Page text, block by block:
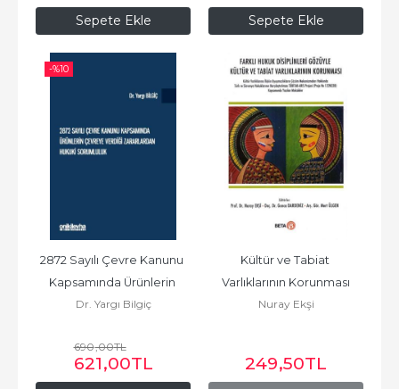
Sepete Ekle Sepete Ekle
-%10
2872 Sayılı Çevre Kanunu
Kapsamında Ürünlerin
Çevreye Verdiği...
Dr. Yargı Bilgiç
690,00TL
621,00TL
Kültür ve Tabiat
Varlıklarının Korunması
Nuray Ekşi
249,50TL